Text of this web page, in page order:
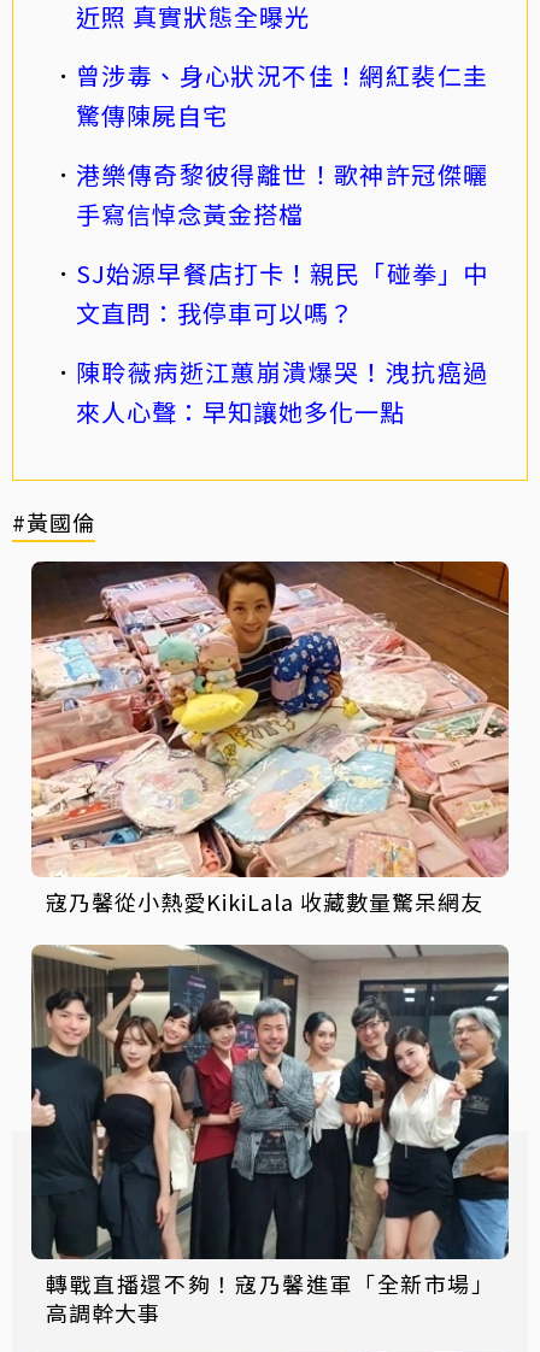
近照 真實狀態全曝光
曾涉毒、身心狀況不佳！網紅裴仁圭
驚傳陳屍自宅
港樂傳奇黎彼得離世！歌神許冠傑曬
手寫信悼念黃金搭檔
SJ始源早餐店打卡！親民「碰拳」中
文直問：我停車可以嗎？
陳聆薇病逝江蕙崩潰爆哭！洩抗癌過
來人心聲：早知讓她多化一點
#黃國倫
寇乃馨從小熱愛KikiLala 收藏數量驚呆網友
轉戰直播還不夠！寇乃馨進軍「全新市場」
高調幹大事